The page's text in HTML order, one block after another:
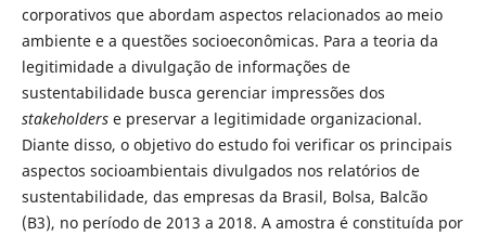
corporativos que abordam aspectos relacionados ao meio
ambiente e a questões socioeconômicas. Para a teoria da
legitimidade a divulgação de informações de
sustentabilidade busca gerenciar impressões dos
stakeholderse preservar a legitimidade organizacional.
Diante disso, o objetivo do estudo foi verificar os principais
aspectos socioambientais divulgados nos relatórios de
sustentabilidade, das empresas da Brasil, Bolsa, Balcão
(B3), no período de 2013 a 2018. A amostra é constituída por